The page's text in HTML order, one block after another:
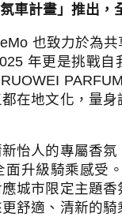
車計畫」推出，
也致力於為
年更是挑戰自
RUOWEI
在地文化，量
怡人的專屬香
面升級騎乘感受
城市限定主題香
舒適、清新的